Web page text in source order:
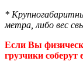
*
метра, либо вес
Если Вы
грузчики соберут